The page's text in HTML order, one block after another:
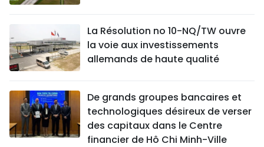
La Résolution no 10-NQ/TW ouvre
la voie aux investissements
allemands de haute qualité
De grands groupes bancaires et
technologiques désireux de verser
des capitaux dans le Centre
financier de Hô Chi Minh-Ville